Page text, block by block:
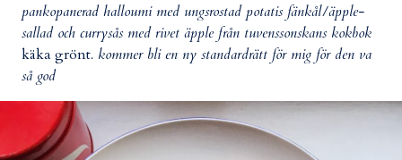
pankopanerad halloumi med ungsrostad potatis fänkål/äpple-
sallad och currysås med rivet äpple från tuvenssonskans kokbok
käka grönt. kommer bli en ny standardrätt för mig för den va
så god